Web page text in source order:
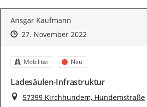
Ansgar Kaufmann
Zeitpunkt des Erstellens
Zeitpunkt des Erstellens
27. November 2022Zur Äußerung
Kategorie
Mobilität Status
Neu
Ladesäulen-Infrastruktur
Ort
57399 Kirchhundem, Hundemstraße